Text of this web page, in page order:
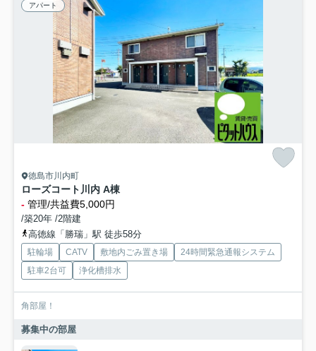
アパート
徳島市川内町
ローズコート川内 A棟
- 管理/共益費5,000円
/築20年 /2階建
高徳線「勝瑞」駅 徒歩58分
駐輪場 CATV 敷地内ごみ置き場
24時間緊急通報システム
駐車2台可
浄化槽排水
角部屋！
募集中の部屋